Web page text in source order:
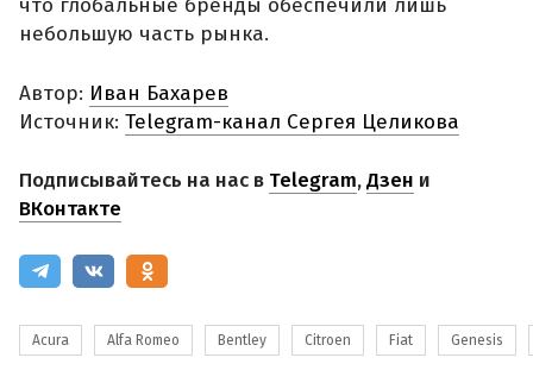
что глобальные бренды обеспечили лишь
небольшую часть рынка.
Автор: Иван Бахарев
Источник: Telegram-канал Сергея Целикова
Подписывайтесь на нас в Telegram,Дзен и
ВКонтакте
Acura Alfa Romeo Bentley Citroen Fiat Genesis